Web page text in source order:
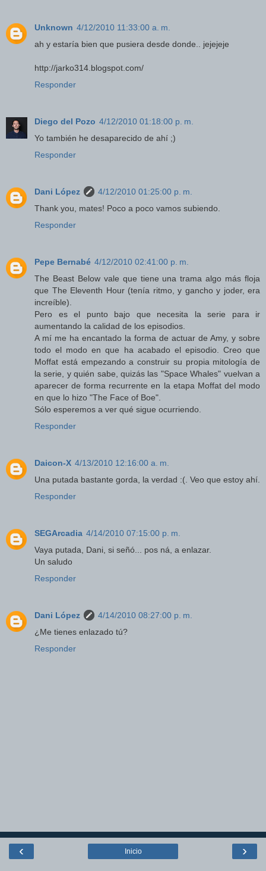
Unknown 4/12/2010 11:33:00 a. m.
ah y estaría bien que pusiera desde donde.. jejejeje
http://jarko314.blogspot.com/
Responder
Diego del Pozo 4/12/2010 01:18:00 p. m.
Yo también he desaparecido de ahí ;)
Responder
Dani López
4/12/2010 01:25:00 p. m.
Thank you, mates! Poco a poco vamos subiendo.
Responder
Pepe Bernabé 4/12/2010 02:41:00 p. m.
The Beast Below vale que tiene una trama algo más floja
que The Eleventh Hour (tenía ritmo, y gancho y joder, era
increíble).
Pero es el punto bajo que necesita la serie para ir
aumentando la calidad de los episodios.
A mí me ha encantado la forma de actuar de Amy, y sobre
todo el modo en que ha acabado el episodio. Creo que
Moffat está empezando a construir su propia mitología de
la serie, y quién sabe, quizás las "Space Whales" vuelvan a
aparecer de forma recurrente en la etapa Moffat del modo
en que lo hizo "The Face of Boe".
Sólo esperemos a ver qué sigue ocurriendo.
Responder
Daicon-X 4/13/2010 12:16:00 a. m.
Una putada bastante gorda, la verdad :(. Veo que estoy ahí.
Responder
SEGArcadia 4/14/2010 07:15:00 p. m.
Vaya putada, Dani, si señó... pos ná, a enlazar.
Un saludo
Responder
Dani López
4/14/2010 08:27:00 p. m.
¿Me tienes enlazado tú?
Responder
‹ ›
Inicio